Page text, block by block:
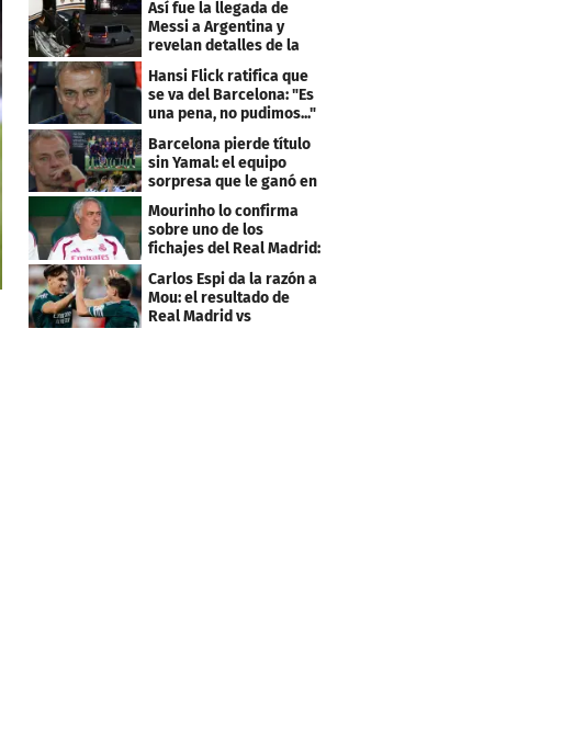
Así fue la llegada de
Messi a Argentina y
revelan detalles de la
despedida de su padre
Hansi Flick ratifica que
se va del Barcelona: "Es
una pena, no pudimos..."
Barcelona pierde título
sin Yamal: el equipo
sorpresa que le ganó en
el último minuto
Mourinho lo confirma
sobre uno de los
fichajes del Real Madrid:
"Bastante inferior"
Carlos Espi da la razón a
Mou: el resultado de
Real Madrid vs